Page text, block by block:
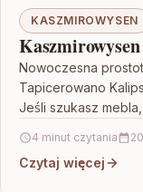
KASZMIROWYSEN
Nowoczesna
Tapicerowano
Jeśli szukasz
4 minut czytania
Czytaj więcej